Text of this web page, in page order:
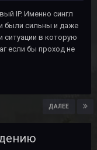
IP. Именно сингл
были сильны и даже
в которую
если бы проход не
ДАЛЕЕ